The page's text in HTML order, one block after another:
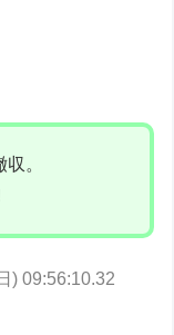
。
) 09:56:10.32